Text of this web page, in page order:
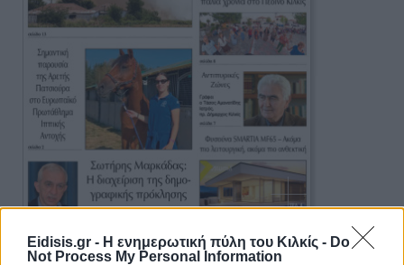
Eidisis.gr - Η ενημερωτική πύλη του Κιλκίς - Do
Not Process My Personal Information
Πρωινή 5-8-2026